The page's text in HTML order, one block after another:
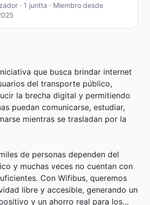
· 1 juntta · Miembro desde
que busca brindar internet
del transporte público,
la brecha digital y permitiendo
puedan comunicarse, estudiar,
mientras se trasladan por la
de personas dependen del
y muchas veces no cuentan con
Con Wifibus, queremos
libre y accesible, generando un
y un ahorro real para los